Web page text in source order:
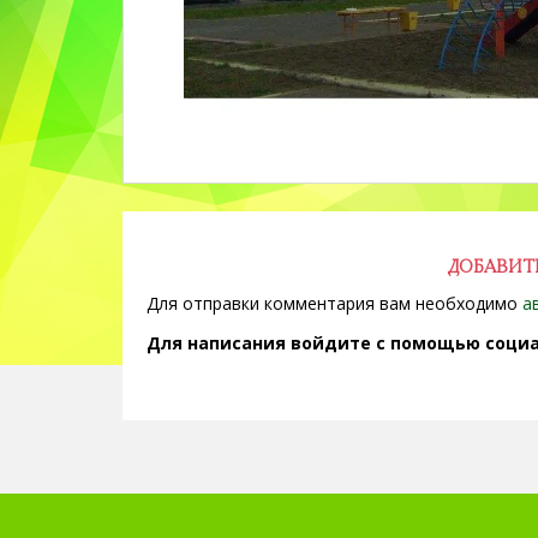
Для отправки комментария вам необходимо
Для написания войдите с помощью